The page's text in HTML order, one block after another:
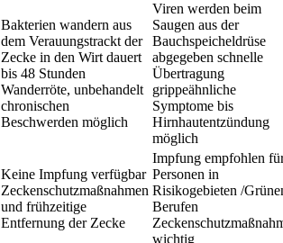
Bakterien wandern aus
dem Verauungstrackt der
Zecke in den Wirt dauert
bis 48 Stunden
Wanderröte, unbehandelt
chronischen
Beschwerden möglich
Viren werden beim
Saugen aus der
Bauchspeicheldrüse
abgegeben schnelle
Übertragung
grippeähnliche
Symptome bis
Hirnhautentzündung
möglich
Keine Impfung verfügbar
Zeckenschutzmaßnahmen
und frühzeitige
Entfernung der Zecke
Impfung empfohlen
Personen in
Risikogebieten /
Berufen
wichtig